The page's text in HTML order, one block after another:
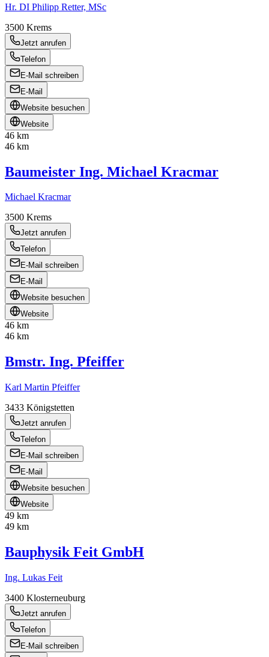
Hr. DI Philipp Retter, MSc
3500 Krems
Jetzt anrufen
Telefon
E-Mail schreiben
E-Mail
Website besuchen
Website
46 km
46 km
Baumeister Ing. Michael Kracmar
Michael Kracmar
3500 Krems
Jetzt anrufen
Telefon
E-Mail schreiben
E-Mail
Website besuchen
Website
46 km
46 km
Bmstr. Ing. Pfeiffer
Karl Martin Pfeiffer
3433 Königstetten
Jetzt anrufen
Telefon
E-Mail schreiben
E-Mail
Website besuchen
Website
49 km
49 km
Bauphysik Feit GmbH
Ing. Lukas Feit
3400 Klosterneuburg
Jetzt anrufen
Telefon
E-Mail schreiben